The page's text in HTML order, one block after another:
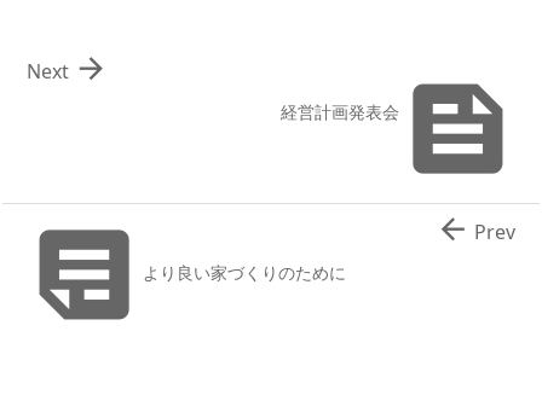

経営計画発表会

Next
より良い家づくりのために
 Prev